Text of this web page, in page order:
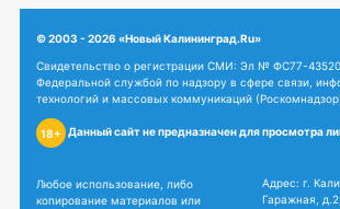
© 2003 - 2026 «Новый Калининград.Ru»
Свидетельство о регистрации СМИ: Эл № ФС77-
Федеральной службой по надзору в сфере связи,
технологий и массовых коммуникаций (Роскомнадзор)
18+ Данный сайт не предназначен для просмотра
Любое использование, либо
копирование материалов или
Адрес: г.
Гаражная,